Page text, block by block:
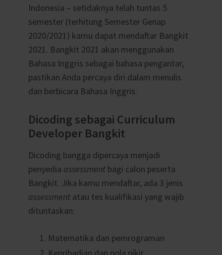
Indonesia – setidaknya telah tuntas 5
semester (terhitung Semester Genap
2020/2021) kamu dapat mendaftar Bangkit
2021. Bangkit 2021 akan menggunakan
Bahasa Inggris sebagai bahasa pengantar,
pastikan Anda percaya diri dalam menulis
dan berbicara Bahasa Inggris.
Dicoding sebagai Curriculum
Developer Bangkit
Dicoding bangga dipercaya menjadi
penyedia assessment bagi calon peserta
Bangkit. Jika kamu mendaftar, ada 3 jenis
assessment atau tes kualifikasi yang wajib
dituntaskan:
Matematika dan pemrograman